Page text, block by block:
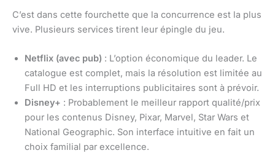
C’est dans cette fourchette que la concurrence est la plus
vive. Plusieurs services tirent leur épingle du jeu.
Netflix (avec pub) : L’option économique du leader. Le
catalogue est complet, mais la résolution est limitée au
Full HD et les interruptions publicitaires sont à prévoir.
Disney+ : Probablement le meilleur rapport qualité/prix
pour les contenus Disney, Pixar, Marvel, Star Wars et
National Geographic. Son interface intuitive en fait un
choix familial par excellence.